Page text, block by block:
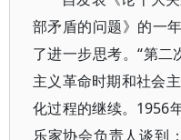
部矛盾的问题》的一
了进一步思考。“第二
主义革命时期和社会
化过程的继续。1956
乐家协会负责人谈到